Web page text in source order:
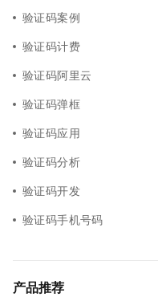
验证码案例
验证码计费
验证码阿里云
验证码弹框
验证码应用
验证码分析
验证码开发
验证码手机号码
产品推荐